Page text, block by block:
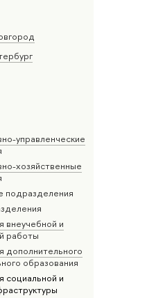
управленческие
хозяйственные
подразделения
внеучебной и
работы
дополнительного
образования
социальной и